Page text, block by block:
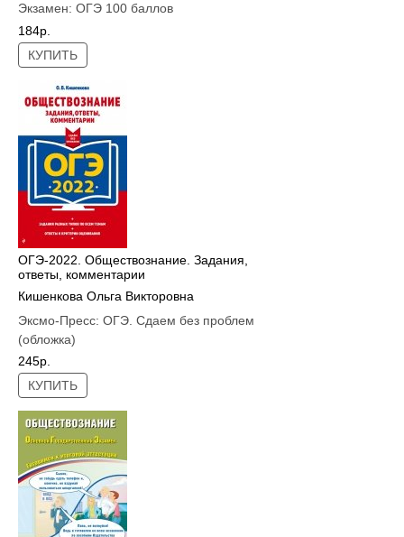
Экзамен: ОГЭ 100 баллов
184р.
КУПИТЬ
ОГЭ-2022. Обществознание. Задания,
ответы, комментарии
Кишенкова Ольга Викторовна
Эксмо-Пресс: ОГЭ. Сдаем без проблем
(обложка)
245р.
КУПИТЬ